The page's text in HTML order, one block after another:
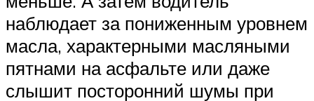
наблюдает за пониженным уровнем
масла, характерными масляными
пятнами на асфальте или даже
слышит посторонний шумы при